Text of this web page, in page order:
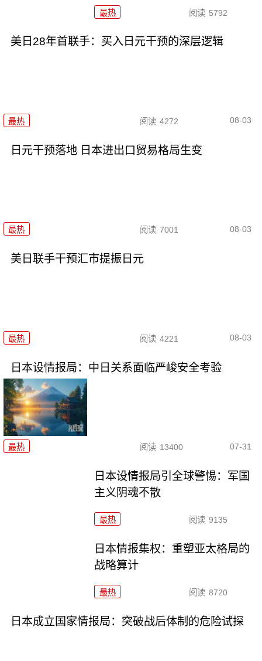
最热 阅读 5792
美日28年首联手：买入日元干预的深层逻辑
最热 阅读 4272 08-03
日元干预落地 日本进出口贸易格局生变
最热 阅读 7001 08-03
美日联手干预汇市提振日元
最热 阅读 4221 08-03
日本设情报局：中日关系面临严峻安全考验
最热 阅读 13400 07-31
日本设情报局引全球警惕：军国
主义阴魂不散
最热 阅读 9135
日本情报集权：重塑亚太格局的
战略算计
最热 阅读 8720
日本成立国家情报局：突破战后体制的危险试探